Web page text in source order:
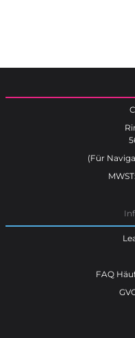
(Für
FAQ